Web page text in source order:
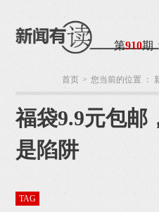
第910期
首页 > 您当前的位置 ：
福袋9.9元包邮
是陷阱
TAG